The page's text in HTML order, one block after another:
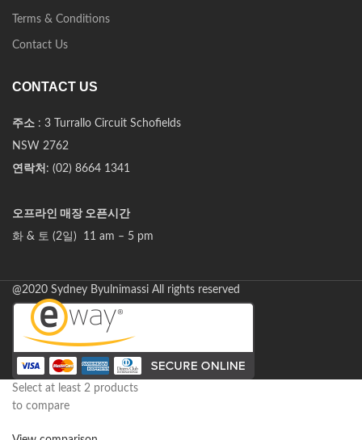
Terms & Conditions
Contact Us
CONTACT US
주소 : 3 Turrallo Circuit Schofields
NSW 2762
연락처 : (02) 8664 1341
오프라인 매장 오픈시간
화 & 토 (2일) 11 am – 5 pm
@2020 Sydney Byulnimassi All rights reserved
Select at least 2 products
to compare